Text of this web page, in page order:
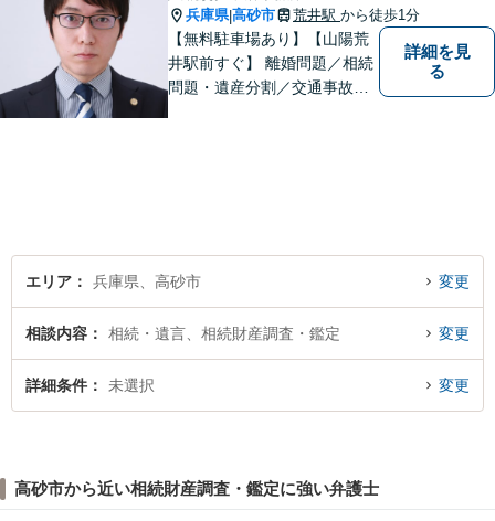
兵庫県|高砂市 荒井駅 から徒歩1分
【無料駐車場あり】【山陽荒
井駅前すぐ】 離婚問題／相続
問題・遺産分割／交通事故／
詳細を見
る
エリア 兵庫県、高砂市 変更
相談内容 相続・遺言、相続財産調査・鑑定 変更
詳細条件 未選択 変更
高砂市から近い相続財産調査・鑑定に強い弁護士